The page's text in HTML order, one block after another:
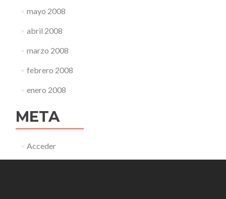
mayo 2008
abril 2008
marzo 2008
febrero 2008
enero 2008
META
Acceder